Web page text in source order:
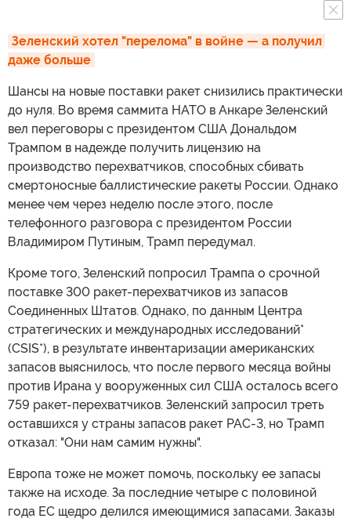
Зеленский хотел "перелома" в войне — а получил
даже больше
Шансы на новые поставки ракет снизились практически
до нуля. Во время саммита НАТО в Анкаре Зеленский
вел переговоры с президентом США Дональдом
Трампом в надежде получить лицензию на
производство перехватчиков, способных сбивать
смертоносные баллистические ракеты России. Однако
менее чем через неделю после этого, после
телефонного разговора с президентом России
Владимиром Путиным, Трамп передумал.
Кроме того, Зеленский попросил Трампа о срочной
поставке 300 ракет-перехватчиков из запасов
Соединенных Штатов. Однако, по данным Центра
стратегических и международных исследований*
(CSIS*), в результате инвентаризации американских
запасов выяснилось, что после первого месяца войны
против Ирана у вооруженных сил США осталось всего
759 ракет-перехватчиков. Зеленский запросил треть
оставшихся у страны запасов ракет PAC-3, но Трамп
отказал: "Они нам самим нужны".
Европа тоже не может помочь, поскольку ее запасы
также на исходе. За последние четыре с половиной
года ЕС щедро делился имеющимися запасами. Заказы